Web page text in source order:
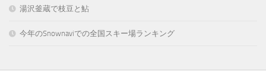
湯沢釜蔵で枝豆と鮎
今年のSnownaviでの全国スキー場ランキング